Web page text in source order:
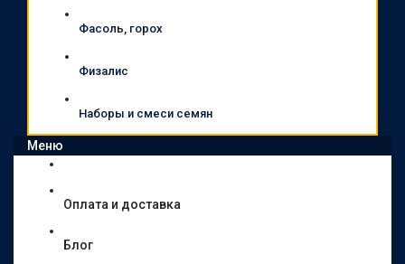
Фасоль, горох
Физалис
Наборы и смеси семян
Меню
Оплата и доставка
Блог